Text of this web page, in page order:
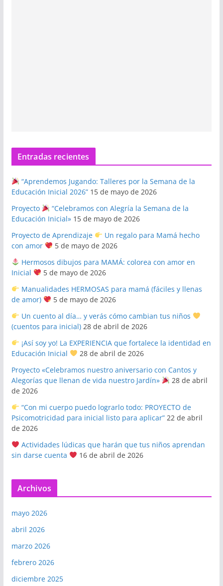
Entradas recientes
“Aprendemos Jugando: Talleres por la Semana de la
Educación Inicial 2026” 15 de mayo de 2026
Proyecto
“Celebramos con Alegría la Semana de la
Educación Inicial» 15 de mayo de 2026
Proyecto de Aprendizaje
Un regalo para Mamá hecho
con amor
5 de mayo de 2026
Hermosos dibujos para MAMÁ: colorea con amor en
Inicial
5 de mayo de 2026
Manualidades HERMOSAS para mamá (fáciles y llenas
de amor)
5 de mayo de 2026
Un cuento al día… y verás cómo cambian tus niños
(cuentos para inicial) 28 de abril de 2026
¡Así soy yo! La EXPERIENCIA que fortalece la identidad en
Educación Inicial
28 de abril de 2026
Proyecto «Celebramos nuestro aniversario con Cantos y
Alegorías que llenan de vida nuestro Jardín»
28 de abril
de 2026
“Con mi cuerpo puedo lograrlo todo: PROYECTO de
Psicomotricidad para inicial listo para aplicar” 22 de abril
de 2026
Actividades lúdicas que harán que tus niños aprendan
sin darse cuenta
16 de abril de 2026
Archivos
mayo 2026
abril 2026
marzo 2026
febrero 2026
diciembre 2025